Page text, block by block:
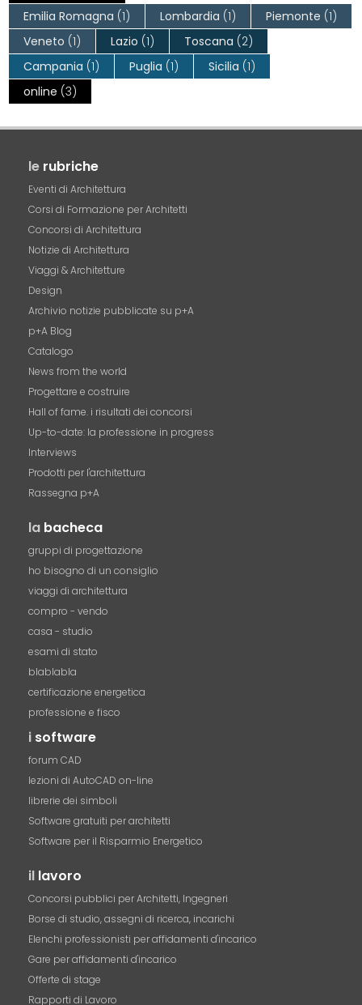
Emilia Romagna (1) Lombardia (1) Piemonte (1)
Veneto (1) Lazio (1) Toscana (2)
Campania (1) Puglia (1) Sicilia (1)
online (3)
le rubriche
Eventi di Architettura
Corsi di Formazione per Architetti
Concorsi di Architettura
Notizie di Architettura
Viaggi & Architetture
Design
Archivio notizie pubblicate su p+A
p+A Blog
Catalogo
News from the world
Progettare e costruire
Hall of fame. i risultati dei concorsi
Up-to-date: la professione in progress
Interviews
Prodotti per l'architettura
Rassegna p+A
la bacheca
gruppi di progettazione
ho bisogno di un consiglio
viaggi di architettura
compro - vendo
casa - studio
esami di stato
blablabla
certificazione energetica
professione e fisco
i software
forum CAD
lezioni di AutoCAD on-line
librerie dei simboli
Software gratuiti per architetti
Software per il Risparmio Energetico
il lavoro
Concorsi pubblici per Architetti, Ingegneri
Borse di studio, assegni di ricerca, incarichi
Elenchi professionisti per affidamenti d'incarico
Gare per affidamenti d'incarico
Offerte di stage
Rapporti di Lavoro